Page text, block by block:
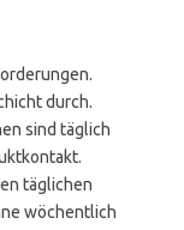
durch.
sind täglich
täglichen
wöchentlich